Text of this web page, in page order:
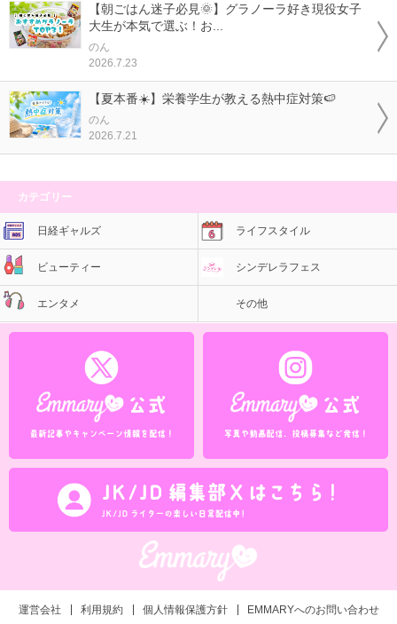
【朝ごはん迷子必見🌞】グラノーラ好き現役女子
大生が本気で選ぶ！お...
のん
2026.7.23
【夏本番☀️】栄養学生が教える熱中症対策🍉
のん
2026.7.21
カテゴリー
日経ギャルズ ライフスタイル
ビューティー シンデレラフェス
エンタメ その他
運営会社 利用規約 個人情報保護方針 EMMARYへのお問い合わせ